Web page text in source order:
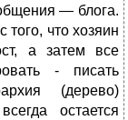
— блога.
того, что хозяин
а затем все
- писать
(дерево)
остается